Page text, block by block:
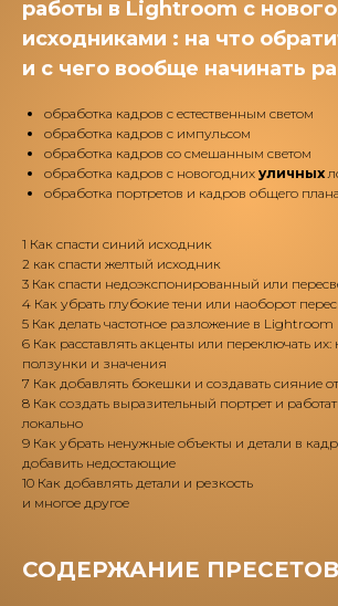
работы в Lightroom с
исходниками : на что
и с чего вообще начинать
обработка кадров с естественным светом
обработка кадров с импульсом
обработка кадров со смешанным светом
обработка кадров с новогодних уличных
обработка портретов и кадров общего плана
1 Как спасти синий исходник
2 как спасти желтый исходник
3 Как спасти недоэкспонированный или
4 Как убрать глубокие тени или наоборот
5 Как делать частотное разложение в Lightroom
6 Как расставлять акценты или переключать
ползунки и значения
7 Как добавлять бокешки и создавать сияние
8 Как создать выразительный портрет и
локально
9 Как убрать ненужные объекты и детали в
добавить недостающие
10 Как добавлять детали и резкость
и многое другое
СОДЕРЖАНИЕ ПРЕСЕТОВ